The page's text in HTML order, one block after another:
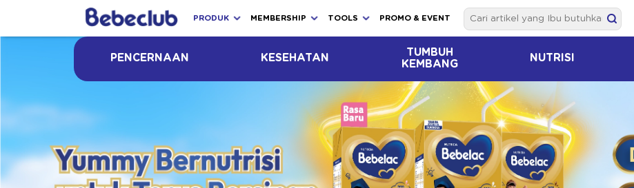
PRODUK MEMBERSHIP TOOLS PROMO & EVENT
PENCERNAAN KESEHATAN
TUMBUH
KEMBANG
NUTRISI